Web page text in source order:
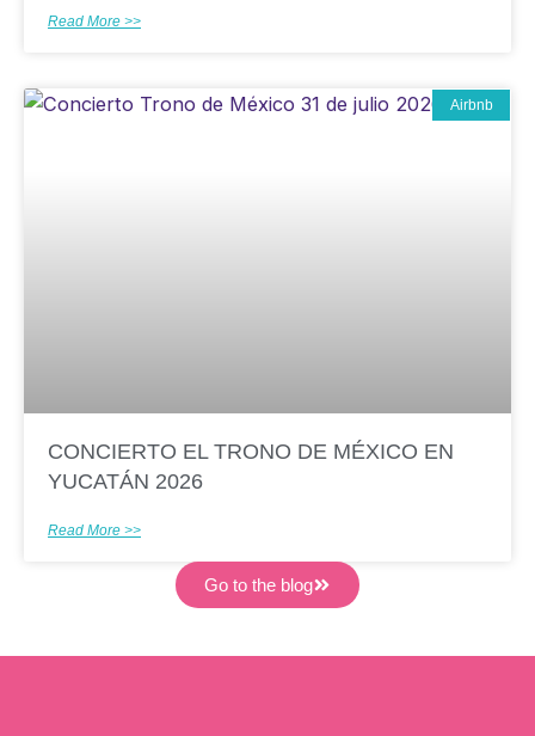
Read More >>
Airbnb
CONCIERTO EL TRONO DE MÉXICO EN
YUCATÁN 2026
Read More >>
Go to the blog